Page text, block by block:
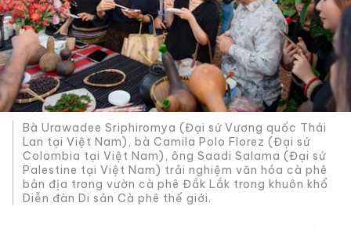
Bà Urawadee Sriphiromya (Đại sứ Vương quốc Thái
Lan tại Việt Nam), bà Camila Polo Florez (Đại sứ
Colombia tại Việt Nam), ông Saadi Salama (Đại sứ
Palestine tại Việt Nam) trải nghiệm văn hóa cà phê
bản địa trong vườn cà phê Đắk Lắk trong khuôn khổ
Diễn đàn Di sản Cà phê thế giới.